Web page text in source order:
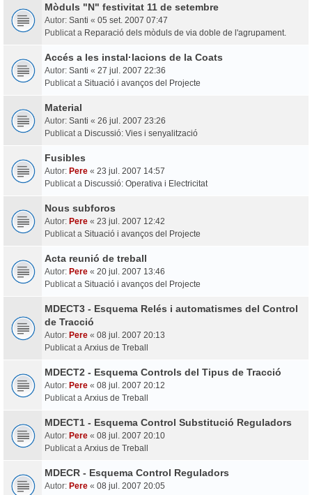
Mòduls "N" festivitat 11 de setembre
Autor: Santi « 05 set. 2007 07:47
Publicat a Reparació dels mòduls de via doble de l'agrupament.
Accés a les instal·lacions de la Coats
Autor: Santi « 27 jul. 2007 22:36
Publicat a Situació i avanços del Projecte
Material
Autor: Santi « 26 jul. 2007 23:26
Publicat a Discussió: Vies i senyalització
Fusibles
Autor: Pere « 23 jul. 2007 14:57
Publicat a Discussió: Operativa i Electricitat
Nous subforos
Autor: Pere « 23 jul. 2007 12:42
Publicat a Situació i avanços del Projecte
Acta reunió de treball
Autor: Pere « 20 jul. 2007 13:46
Publicat a Situació i avanços del Projecte
MDECT3 - Esquema Relés i automatismes del Control
de Tracció
Autor: Pere « 08 jul. 2007 20:13
Publicat a Arxius de Treball
MDECT2 - Esquema Controls del Tipus de Tracció
Autor: Pere « 08 jul. 2007 20:12
Publicat a Arxius de Treball
MDECT1 - Esquema Control Substitució Reguladors
Autor: Pere « 08 jul. 2007 20:10
Publicat a Arxius de Treball
MDECR - Esquema Control Reguladors
Autor: Pere « 08 jul. 2007 20:05